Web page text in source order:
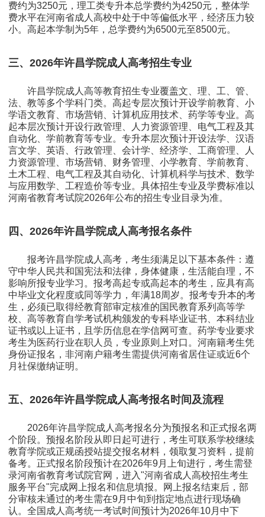
费约为3250元，理工类专升本总学费约为4250元，整体学
费水平在河南省成人高校中处于中等偏低水平，经济压力较
小。高起本学制为5年，总学费约为6500元至8500元。
三、2026年许昌学院成人高考招生专业
许昌学院成人高等教育招生专业覆盖文、理、工、管、
法、教等多个学科门类。高起专层次预计开设学前教育、小
学语文教育、市场营销、计算机应用技术、药学等专业。高
起本层次预计开设行政管理、人力资源管理、电气工程及其
自动化、学前教育等专业。专升本层次预计开设法学、汉语
言文学、英语、行政管理、会计学、经济学、工商管理、人
力资源管理、市场营销、财务管理、小学教育、学前教育、
土木工程、电气工程及其自动化、计算机科学与技术、数学
与应用数学、工程造价等专业。具体招生专业及学费标准以
河南省教育考试院2026年公布的招生专业目录为准。
四、2026年许昌学院成人高考报名条件
报考许昌学院成人高考，考生须满足以下基本条件：遵
守中华人民共和国宪法和法律，身体健康，生活能自理，不
影响所报专业学习。报考高起专或高起本的考生，应具有高
中毕业文化程度或同等学力，年满18周岁。报考专升本的考
生，必须已取得经教育部审定核准的国民教育系列高等学
校、高等教育自学考试机构颁发的专科毕业证书、本科结业
证书或以上证书，且学历信息在学信网可查。药学专业要求
考生为医药行业在职人员，专业原则上对口。河南籍考生凭
身份证报名，非河南户籍考生需提供河南省居住证或近6个
月社保缴纳证明。
五、2026年许昌学院成人高考报名时间及流程
2026年许昌学院成人高考报名分为预报名和正式报名两
个阶段。预报名阶段从即日起可进行，考生可联系学校继续
教育学院或正规函授站提交报名材料，领取复习资料，提前
备考。正式报名阶段预计在2026年9月上旬进行，考生需登
录河南省教育考试院官网，进入"河南省成人高校招生考生
服务平台"完成网上报名和信息填报。网上报名结束后，部
分审核未通过的考生需在9月中旬到指定地点进行现场确
认。全国成人高考统一考试时间预计为2026年10月中下